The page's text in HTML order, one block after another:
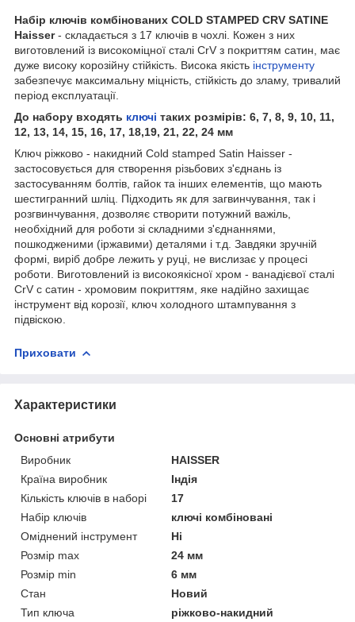
Набір ключів комбінованих COLD STAMPED CRV SATINE
Haisser- складається з 17 ключів в чохлі. Кожен з них
виготовлений із високоміцної сталі CrV з покриттям сатин, має
дуже високу корозійну стійкість. Висока якість інструменту
забезпечує максимальну міцність, стійкість до зламу, тривалий
період експлуатації.
До набору входять ключі таких розмірів: 6, 7, 8, 9, 10, 11,
12, 13, 14, 15, 16, 17, 18,19, 21, 22, 24 мм
Ключ ріжково - накидний Cold stamped Satin Haisser -
застосовується для створення різьбових з'єднань із
застосуванням болтів, гайок та інших елементів, що мають
шестигранний шліц. Підходить як для загвинчування, так і
розгвинчування, дозволяє створити потужний важіль,
необхідний для роботи зі складними з'єднаннями,
пошкодженими (іржавими) деталями і т.д. Завдяки зручній
формі, виріб добре лежить у руці, не вислизає у процесі
роботи. Виготовлений із високоякісної хром - ванадієвої сталі
CrV с сатин - хромовим покриттям, яке надійно захищає
інструмент від корозії, ключ холодного штампування з
підвіскою.
Приховати
Характеристики
Основні атрибути
Виробник
HAISSER
Країна виробник
Індія
Кількість ключів в наборі
17
Набір ключів
ключі комбіновані
Оміднений інструмент
Ні
Розмір max
24 мм
Розмір min
6 мм
Стан
Новий
Тип ключа
ріжково-накидний